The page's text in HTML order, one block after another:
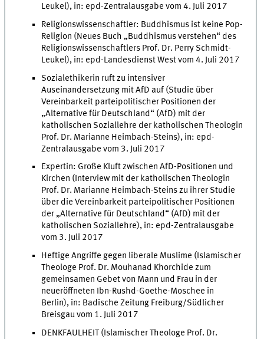
Leukel), in: epd-Zentralausgabe vom 4. Juli 2017
Religionswissenschaftler: Buddhismus ist keine Pop-
Religion (Neues Buch „Buddhismus verstehen“ des
Religionswissenschaftlers Prof. Dr. Perry Schmidt-
Leukel), in: epd-Landesdienst West vom 4. Juli 2017
Sozialethikerin ruft zu intensiver
Auseinandersetzung mit AfD auf (Studie über
Vereinbarkeit parteipolitischer Positionen der
„Alternative für Deutschland“ (AfD) mit der
katholischen Soziallehre der katholischen Theologin
Prof. Dr. Marianne Heimbach-Steins), in: epd-
Zentralausgabe vom 3. Juli 2017
Expertin: Große Kluft zwischen AfD-Positionen und
Kirchen (Interview mit der katholischen Theologin
Prof. Dr. Marianne Heimbach-Steins zu ihrer Studie
über die Vereinbarkeit parteipolitischer Positionen
der „Alternative für Deutschland“ (AfD) mit der
katholischen Soziallehre), in: epd-Zentralausgabe
vom 3. Juli 2017
Heftige Angriffe gegen liberale Muslime (Islamischer
Theologe Prof. Dr. Mouhanad Khorchide zum
gemeinsamen Gebet von Mann und Frau in der
neueröffneten Ibn-Rushd-Goethe-Moschee in
Berlin), in: Badische Zeitung Freiburg/Südlicher
Breisgau vom 1. Juli 2017
DENKFAULHEIT (Islamischer Theologe Prof. Dr.